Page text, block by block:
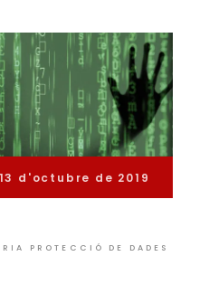
13 d'octubre de 2019
PROTECCIÓ DE DADES